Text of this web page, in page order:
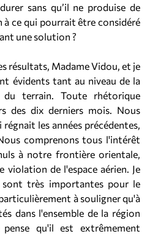
sans qu’il ne produise de
à ce qui pourrait être considéré
une solution ?
résultats, Madame Vidou, et je
évidents tant au niveau de la
du terrain. Toute rhétorique
des dix derniers mois. Nous
les années précédentes,
comprenons tous l'intérêt
à notre frontière orientale,
violation de l'espace aérien. Je
sont très importantes pour le
à souligner qu'à
dans l'ensemble de la région
qu'il est extrêmement